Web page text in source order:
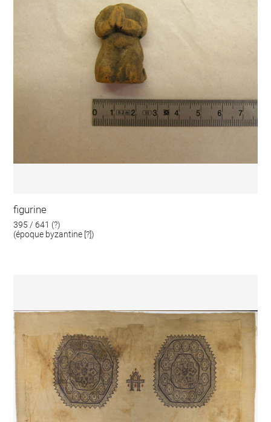
figurine
395 / 641 (?)
(époque byzantine [?])